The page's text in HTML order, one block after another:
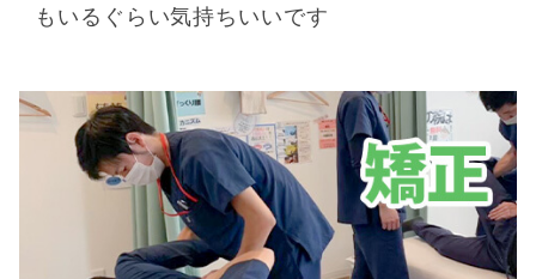
もいるぐらい気持ちいいです